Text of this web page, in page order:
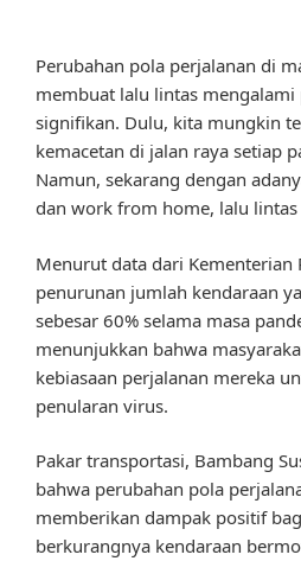
Perubahan pola perjalanan di
membuat lalu lintas mengalami
signifikan. Dulu, kita mungkin
kemacetan di jalan raya setiap
Namun, sekarang dengan
dan work from home, lalu
Menurut data dari Kementerian
penurunan jumlah kendaraan
sebesar 60% selama masa
menunjukkan bahwa
kebiasaan perjalanan mereka
penularan virus.
Pakar transportasi, Bambang
bahwa perubahan pola
memberikan dampak positif
berkurangnya kendaraan